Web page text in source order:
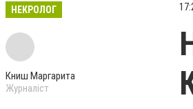
НЕКРОЛОГ
Книш Маргарита
Журналіст